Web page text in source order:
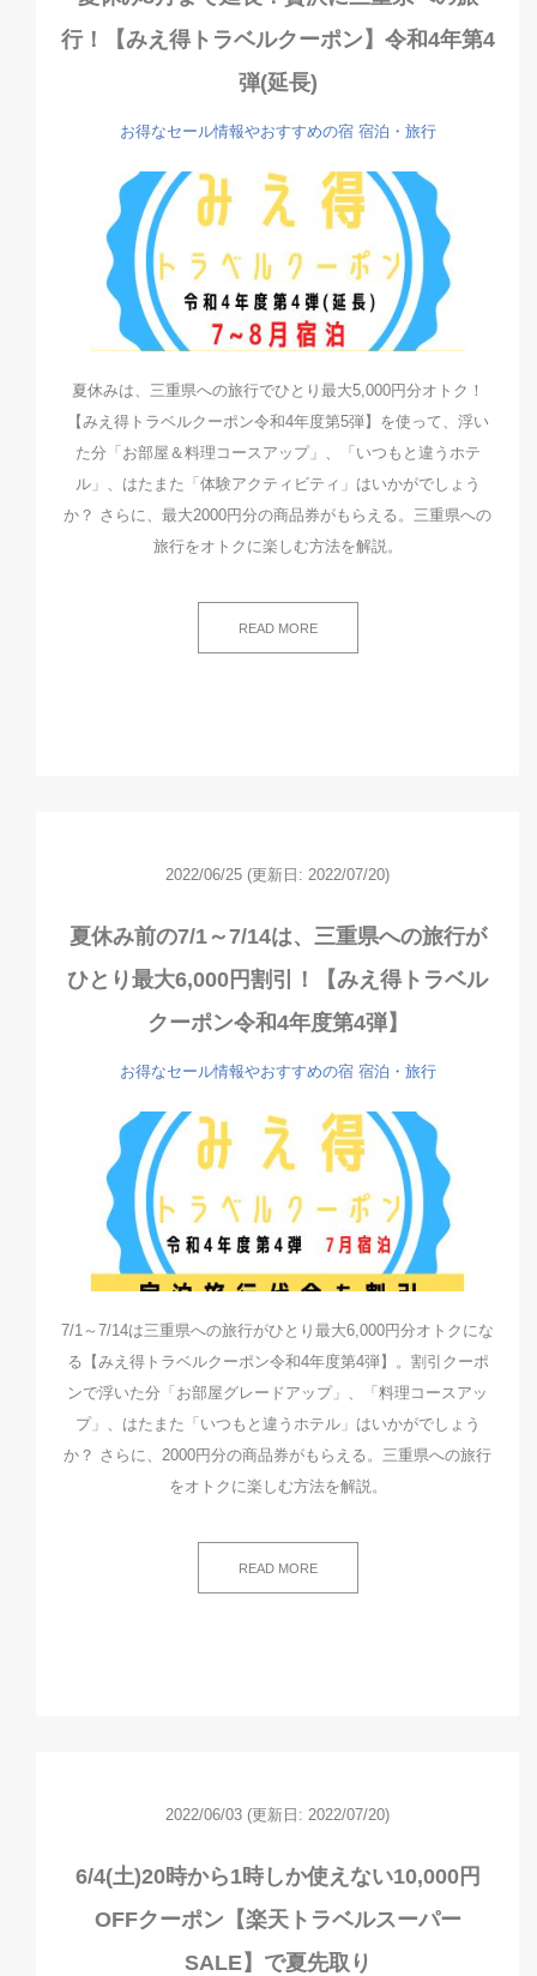
行！【みえ得トラベルクーポン】令和4年第4
弾(延長)
お得なセール情報やおすすめの宿 宿泊・旅行
夏休みは、三重県への旅行でひとり最大5,000円分オトク！
【みえ得トラベルクーポン令和4年度第5弾】を使って、浮い
た分「お部屋＆料理コースアップ」、「いつもと違うホテ
ル」、はたまた「体験アクティビティ」はいかがでしょう
か？ さらに、最大2000円分の商品券がもらえる。三重県への
旅行をオトクに楽しむ方法を解説。
READ MORE
2022/06/25 (更新日: 2022/07/20)
夏休み前の7/1～7/14は、三重県への旅行が
ひとり最大6,000円割引！【みえ得トラベル
クーポン令和4年度第4弾】
お得なセール情報やおすすめの宿 宿泊・旅行
7/1～7/14は三重県への旅行がひとり最大6,000円分オトクにな
る【みえ得トラベルクーポン令和4年度第4弾】。割引クーポ
ンで浮いた分「お部屋グレードアップ」、「料理コースアッ
プ」、はたまた「いつもと違うホテル」はいかがでしょう
か？ さらに、2000円分の商品券がもらえる。三重県への旅行
をオトクに楽しむ方法を解説。
READ MORE
2022/06/03 (更新日: 2022/07/20)
6/4(土)20時から1時しか使えない10,000円
OFFクーポン【楽天トラベルスーパー
SALE】で夏先取り